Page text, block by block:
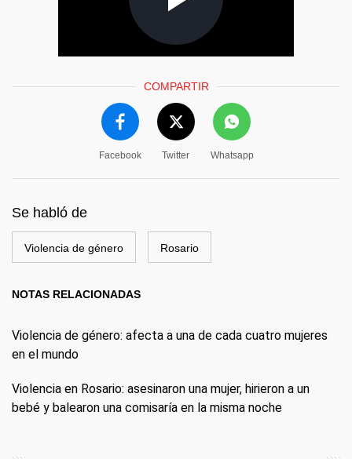
COMPARTIR
Facebook Twitter Whatsapp
Se habló de
Violencia de género Rosario
NOTAS RELACIONADAS
Violencia de género: afecta a una de cada cuatro mujeres
en el mundo
Violencia en Rosario: asesinaron una mujer, hirieron a un
bebé y balearon una comisaría en la misma noche